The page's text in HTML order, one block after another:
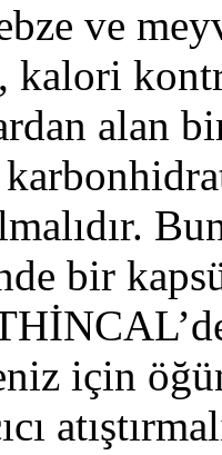
ve
kalori
alan
bir
için